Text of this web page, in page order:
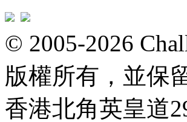
© 2005-2026
版權所有，並保
香港北角英皇道